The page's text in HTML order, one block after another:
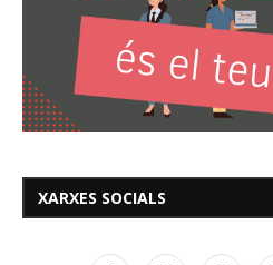
XARXES SOCIALS